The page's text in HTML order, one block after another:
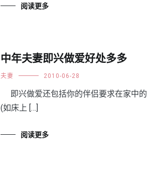
阅读更多
中年夫妻即兴做爱好处多多
夫妻 2010-06-28
即兴做爱还包括你的伴侣要求在家中
(如床上 […]
阅读更多